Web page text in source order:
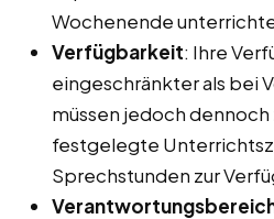
Wochenende
Verfügbarkeit: Ihre
eingeschränkter als bei
müssen jedoch dennoch
festgelegte
Sprechstunden zur